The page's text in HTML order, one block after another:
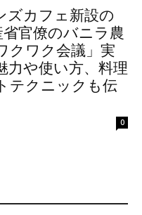
ズカフェ新設の
官僚のバニラ農
クワク会議」実
力や使い方、料理
テクニックも伝
0